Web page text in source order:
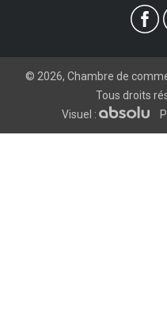
© 2026, Chambre de
Tous droits
Visuel :